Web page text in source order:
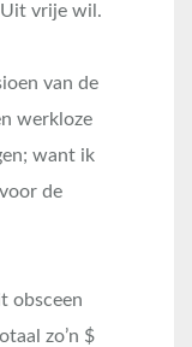
vrije wil.
van de
werkloze
want ik
de
obsceen
zo’n $